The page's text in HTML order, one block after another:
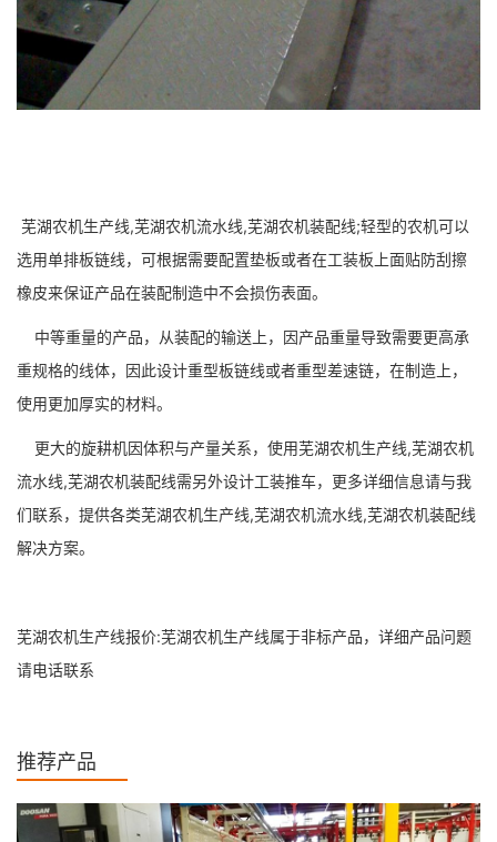
芜湖农机生产线,芜湖农机流水线,芜湖农机装配线;轻型的农机可以
选用单排板链线，可根据需要配置垫板或者在工装板上面贴防刮擦
橡皮来保证产品在装配制造中不会损伤表面。
中等重量的产品，从装配的输送上，因产品重量导致需要更高承
重规格的线体，因此设计重型板链线或者重型差速链，在制造上，
使用更加厚实的材料。
更大的旋耕机因体积与产量关系，使用芜湖农机生产线,芜湖农机
流水线,芜湖农机装配线需另外设计工装推车，更多详细信息请与我
们联系，提供各类芜湖农机生产线,芜湖农机流水线,芜湖农机装配线
解决方案。
芜湖农机生产线报价:芜湖农机生产线属于非标产品，详细产品问题
请电话联系
推荐产品